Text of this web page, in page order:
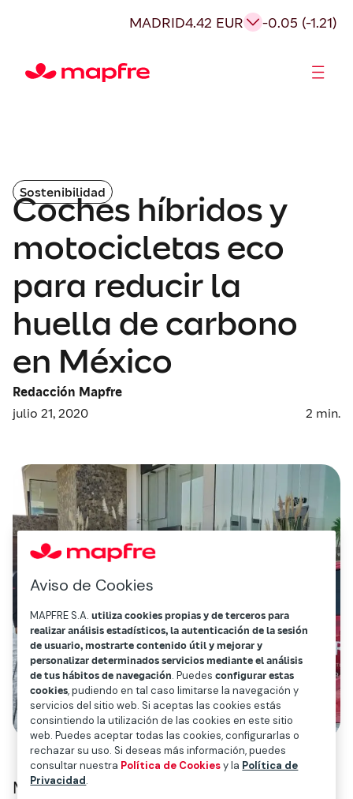
MADRID4.42 EUR -0.05 (-1.21)
Sostenibilidad
Coches híbridos y
motocicletas eco
para reducir la
huella de carbono
en México
Redacción Mapfre
julio 21, 2020
2 min.
Mapfre ha incrementado en México su flota
Aviso de Cookies
MAPFRE S.A.utiliza cookies propias y de terceros para
realizar análisis estadísticos, la autenticación de la sesión
de usuario, mostrarte contenido útil y mejorar y
personalizar determinados servicios mediante el análisis
de tus hábitos de navegación. Puedesconfigurar estas
cookies, pudiendo en tal caso limitarse la navegación y
servicios del sitio web. Si aceptas las cookies estás
consintiendo la utilización de las cookies en este sitio
web. Puedes aceptar todas las cookies, configurarlas o
rechazar su uso. Si deseas más información, puedes
consultar nuestra Política de Cookiesy la Política de
Privacidad.